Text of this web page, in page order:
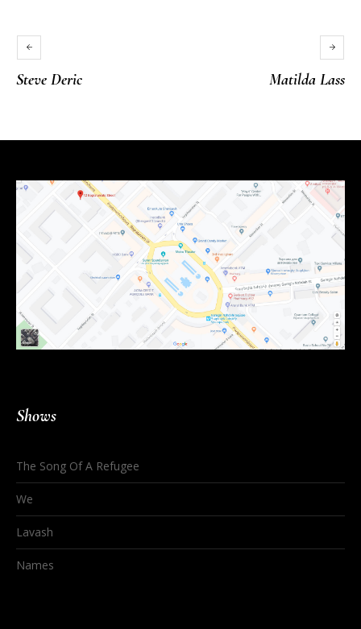
Steve Deric Matilda Lass
Shows
The Song Of A Refugee
We
Lavash
Names